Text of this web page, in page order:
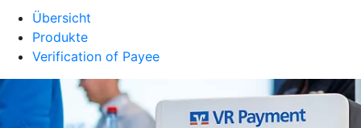
Übersicht
Produkte
Verification of Payee